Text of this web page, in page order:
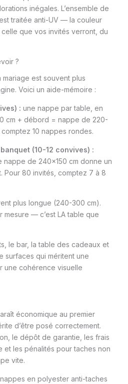
inégales. L’ensemble de
traitée anti-UV — la couleur
que vos invités verront, du
?
mariage est souvent plus
Voici un aide-mémoire :
: une nappe par table, en
cm + débord = nappe de 220-
10 nappes rondes.
(10-12 convives) :
nappe de 240×150 cm donne un
Pour 80 invités, comptez 7 à 8
plus longue (240-300 cm).
— c’est LA table que
le bar, la table des cadeaux et
surfaces qui méritent une
une cohérence visuelle
économique au premier
d’être posé correctement.
le dépôt de garantie, les frais
et les pénalités pour taches non
vite.
en polyester anti-taches